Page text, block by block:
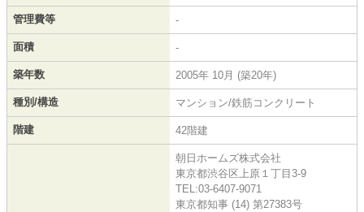
管理費等 -
面積 -
築年数 2005年 10月 (築20年)
種別/構造 マンション/鉄筋コンクリート
階建 42階建
朝日ホームズ株式会社
東京都渋谷区上原１丁目3-9
TEL:03-6407-9071
東京都知事 (14) 第27383号